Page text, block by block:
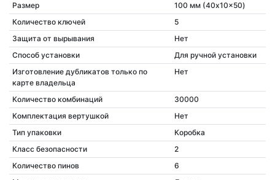
Размер
100 мм (40x10x50)
Количество ключей
5
Защита от вырывания
Нет
Способ установки
Для ручной установки
Изготовление дубликатов только по
карте владельца
Нет
Количество комбинаций
30000
Комплектация вертушкой
Нет
Тип упаковки
Коробка
Класс безопасности
2
Количество пинов
6